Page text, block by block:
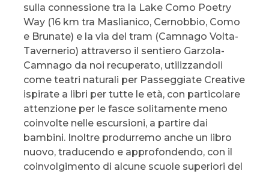
sulla connessione tra la Lake Como Poetry
Way (16 km tra Maslianico, Cernobbio, Como
e Brunate) e la via del tram (Camnago Volta-
Tavernerio) attraverso il sentiero Garzola-
Camnago da noi recuperato, utilizzandoli
come teatri naturali per Passeggiate Creative
ispirate a libri per tutte le età, con particolare
attenzione per le fasce solitamente meno
coinvolte nelle escursioni, a partire dai
bambini. Inoltre produrremo anche un libro
nuovo, traducendo e approfondendo, con il
coinvolgimento di alcune scuole superiori del